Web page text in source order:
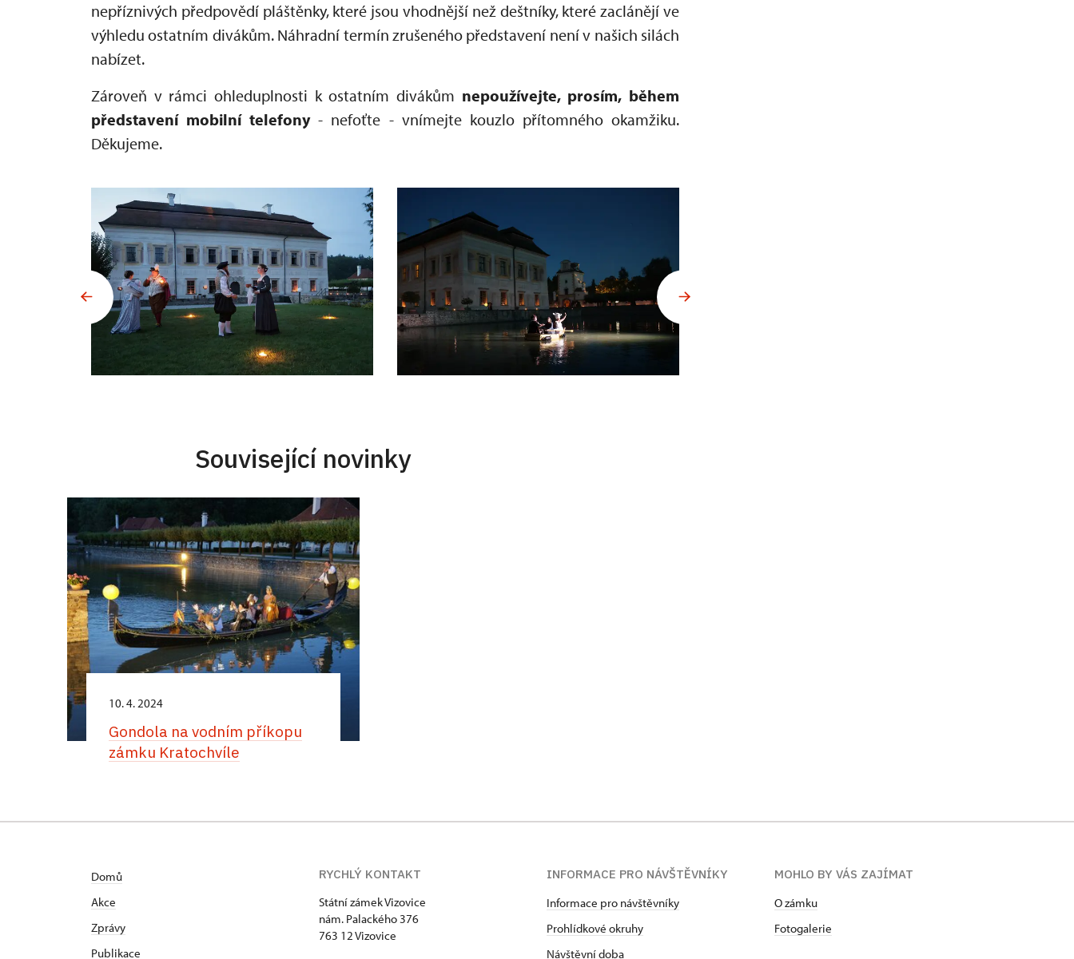
nepříznivých předpovědí pláštěnky, které jsou vhodnější než deštníky, které zaclánějí ve
výhledu ostatním divákům. Náhradní termín zrušeného představení není v našich silách
nabízet.
Zároveň v rámci ohleduplnosti k ostatním divákům nepoužívejte, prosím, během
představení mobilní telefony- nefoťte - vnímejte kouzlo přítomného okamžiku.
Děkujeme.
Související novinky
10. 4. 2024
Gondola na vodním příkopu
zámku Kratochvíle
Domů
Akce
Zprávy
Publikace
RYCHLÝ KONTAKT
Státní zámek Vizovice
nám. Palackého 376
763 12 Vizovice
INFORMACE PRO NÁVŠTĚVNÍKY
Informace pro návštěvníky
Prohlídkové okruhy
Návštěvní doba
MOHLO BY VÁS ZAJÍMAT
O zámku
Fotogalerie